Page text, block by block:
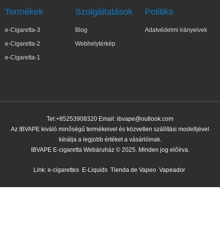
Termékek
e-Cigaretta-3
e-Cigaretta-2
e-Cigaretta-1
Szolgáltatások
Blog
Webhelytérkép
Politika
Adatvédelmi irányelvek
Tel:+85253908320 Email: ibvape@outlook.com
Az IBVAPE kiváló minőségű termékeivel és közvetlen szállítási modelljével
kínálja a legjobb értéket a vásárlóinak.
IBVAPE E-cigaretta Webáruház © 2025. Minden jog előírva.
Link: e-cigarettes E-Liquids Tienda de Vapeo Vapeador